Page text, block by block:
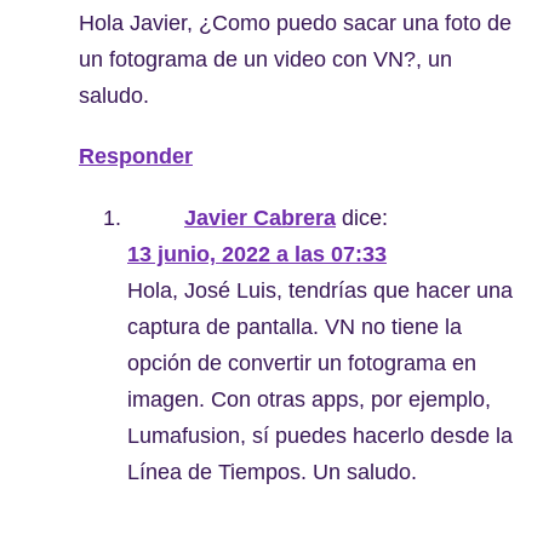
Hola Javier, ¿Como puedo sacar una foto de
un fotograma de un video con VN?, un
saludo.
Responder
Javier Cabrera dice:
13 junio, 2022 a las 07:33
Hola, José Luis, tendrías que hacer una
captura de pantalla. VN no tiene la
opción de convertir un fotograma en
imagen. Con otras apps, por ejemplo,
Lumafusion, sí puedes hacerlo desde la
Línea de Tiempos. Un saludo.